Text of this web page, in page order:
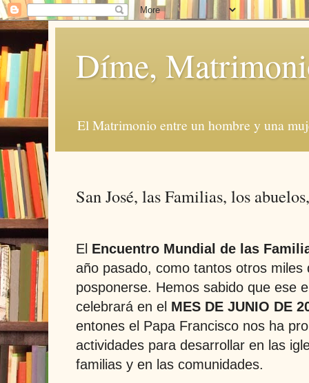
Díme,
El Matrimonio entre un hombre y una
San José, las Familias, los
El Encuentro Mundial de las
año pasado, como tantos otros miles
posponerse. Hemos sabido que ese
celebrará en el MES DE JUNIO DE
entones el Papa Francisco nos ha
actividades para desarrollar en las
familias y en las comunidades.